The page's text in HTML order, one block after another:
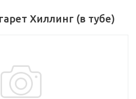
Хиллинг (в тубе)